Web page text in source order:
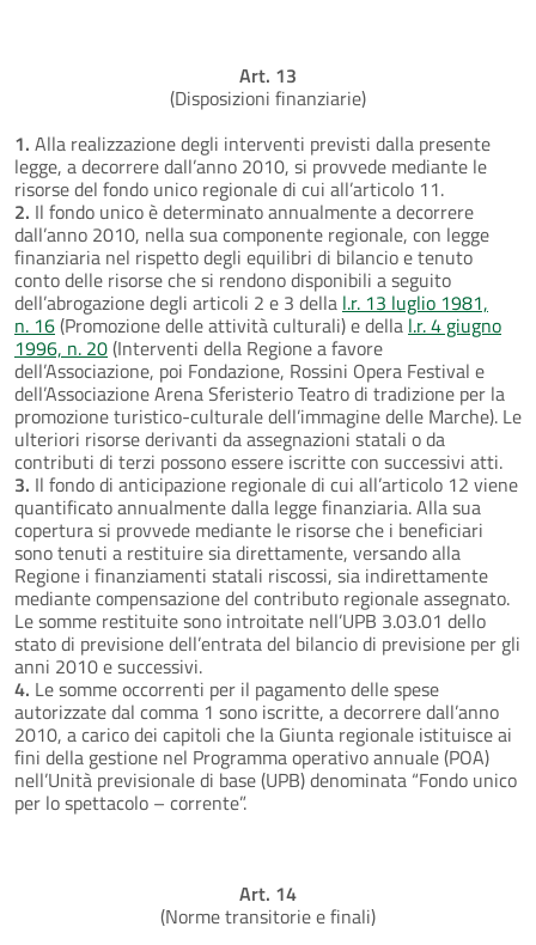
Art. 13
(Disposizioni finanziarie)
1. Alla realizzazione degli interventi previsti dalla presente
legge, a decorrere dall’anno 2010, si provvede mediante le
risorse del fondo unico regionale di cui all’articolo 11.
2. Il fondo unico è determinato annualmente a decorrere
dall’anno 2010, nella sua componente regionale, con legge
finanziaria nel rispetto degli equilibri di bilancio e tenuto
conto delle risorse che si rendono disponibili a seguito
dell’abrogazione degli articoli 2 e 3 della l.r. 13 luglio 1981,
n. 16(Promozione delle attività culturali) e della l.r. 4 giugno
1996, n. 20(Interventi della Regione a favore
dell’Associazione, poi Fondazione, Rossini Opera Festival e
dell’Associazione Arena Sferisterio Teatro di tradizione per la
promozione turistico-culturale dell’immagine delle Marche). Le
ulteriori risorse derivanti da assegnazioni statali o da
contributi di terzi possono essere iscritte con successivi atti.
3. Il fondo di anticipazione regionale di cui all’articolo 12 viene
quantificato annualmente dalla legge finanziaria. Alla sua
copertura si provvede mediante le risorse che i beneficiari
sono tenuti a restituire sia direttamente, versando alla
Regione i finanziamenti statali riscossi, sia indirettamente
mediante compensazione del contributo regionale assegnato.
Le somme restituite sono introitate nell’UPB 3.03.01 dello
stato di previsione dell’entrata del bilancio di previsione per gli
anni 2010 e successivi.
4. Le somme occorrenti per il pagamento delle spese
autorizzate dal comma 1 sono iscritte, a decorrere dall’anno
2010, a carico dei capitoli che la Giunta regionale istituisce ai
fini della gestione nel Programma operativo annuale (POA)
nell’Unità previsionale di base (UPB) denominata “Fondo unico
per lo spettacolo – corrente”.
Art. 14
(Norme transitorie e finali)